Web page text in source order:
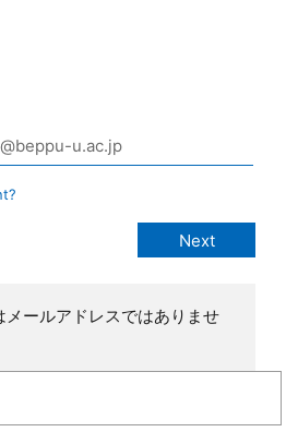
ールアドレスではありませ